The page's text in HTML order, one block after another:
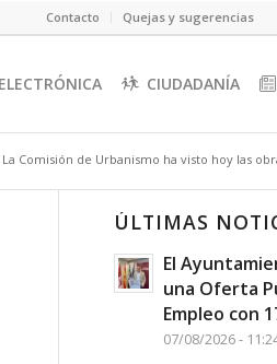
Contacto Quejas y sugerencias
CIUDADANÍA
La Comisión de Urbanismo ha visto hoy las
ÚLTIMAS
El
una Oferta
Empleo con
07/08/2026 -